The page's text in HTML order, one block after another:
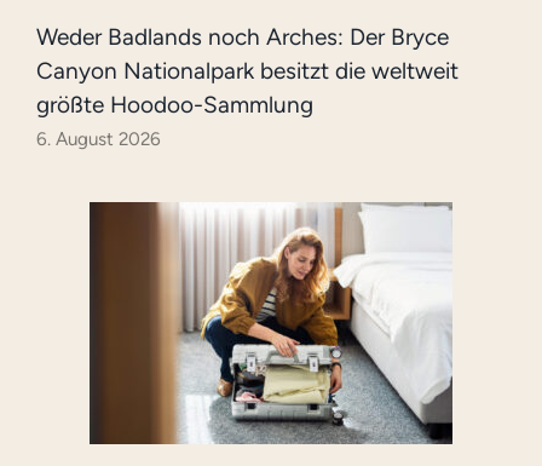
Weder Badlands noch Arches: Der Bryce
Canyon Nationalpark besitzt die weltweit
größte Hoodoo-Sammlung
6. August 2026